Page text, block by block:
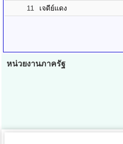
11
เจดีย์แดง
หน่วยงานภาครัฐ